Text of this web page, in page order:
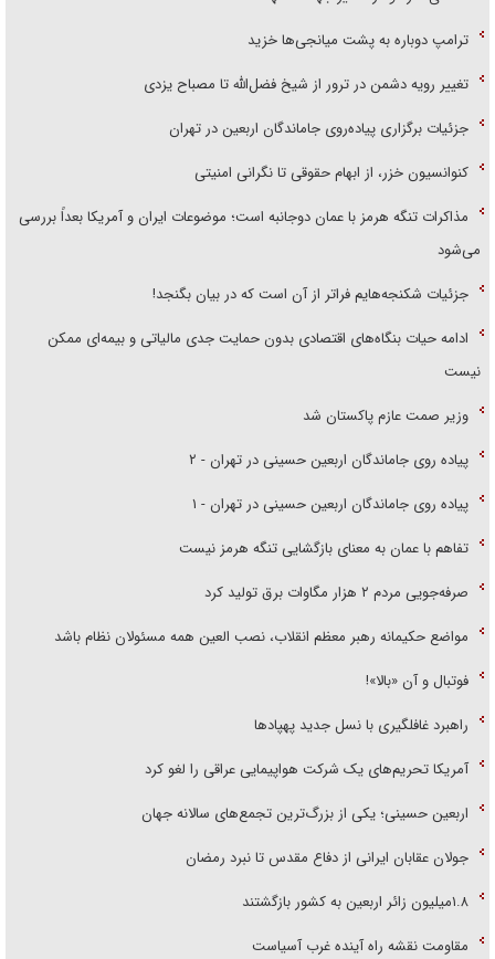
ترامپ دوباره به پشت میانجی‌ها خزید
تغییر رویه دشمن در ترور از شیخ فضل‌الله تا مصباح یزدی
جزئیات برگزاری پیاده‌روی جاماندگان اربعین در تهران
کنوانسیون خزر، از ابهام حقوقی تا نگرانی امنیتی
مذاکرات تنگه هرمز با عمان دوجانبه است؛ موضوعات ایران و آمریکا بعداً بررسی
می‌شود
جزئیات شکنجه‌هایم فراتر از آن است که در بیان بگنجد!
ادامه حیات بنگاه‌های اقتصادی بدون حمایت جدی مالیاتی و بیمه‌ای ممکن
نیست
وزیر صمت عازم پاکستان شد
پیاده روی جاماندگان اربعین حسینی در تهران - ۲
پیاده روی جاماندگان اربعین حسینی در تهران - ۱
تفاهم با عمان به معنای بازگشایی تنگه هرمز نیست
صرفه‌جویی مردم ۲ هزار مگاوات برق تولید کرد
مواضع حکیمانه رهبر معظم انقلاب، نصب العین همه مسئولان نظام باشد
فوتبال و آن «بالا»!
راهبرد غافلگیری با نسل جدید پهپاد‌ها
آمریکا تحریم‌های یک شرکت هواپیمایی عراقی را لغو کرد
اربعین حسینی؛ یکی از بزرگ‌ترین تجمع‌های سالانه جهان
جولان عقابان ایرانی از دفاع مقدس تا نبرد رمضان
۱.۸میلیون زائر اربعین به کشور بازگشتند
مقاومت نقشه راه آینده غرب آسیاست